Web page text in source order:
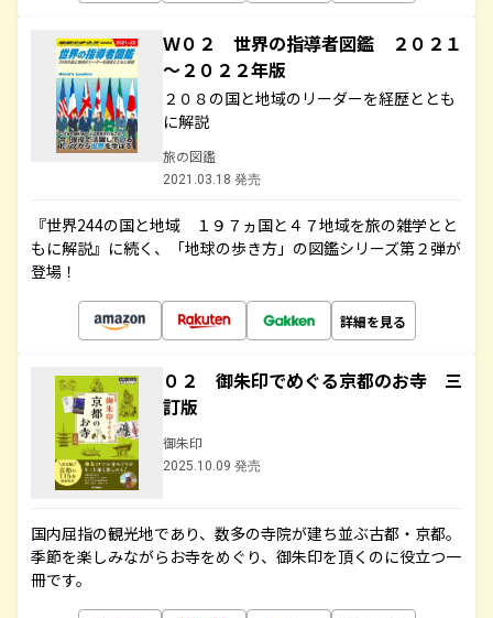
Ｗ０２ 世界の指導者図鑑 ２０２１
～２０２２年版
２０８の国と地域のリーダーを経歴ととも
に解説
旅の図鑑
2021.03.18 発売
『世界244の国と地域 １９７ヵ国と４７地域を旅の雑学とと
もに解説』に続く、「地球の歩き方」の図鑑シリーズ第２弾が
登場！
詳細を見る
０２ 御朱印でめぐる京都のお寺 三
訂版
御朱印
2025.10.09 発売
国内屈指の観光地であり、数多の寺院が建ち並ぶ古都・京都。
季節を楽しみながらお寺をめぐり、御朱印を頂くのに役立つ一
冊です。